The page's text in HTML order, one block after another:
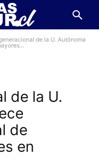
de la U. Autónoma
de la U.
de
en